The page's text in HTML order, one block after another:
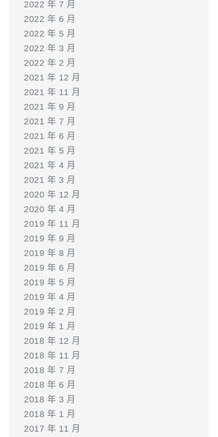
2022 年 7 月
2022 年 6 月
2022 年 5 月
2022 年 3 月
2022 年 2 月
2021 年 12 月
2021 年 11 月
2021 年 9 月
2021 年 7 月
2021 年 6 月
2021 年 5 月
2021 年 4 月
2021 年 3 月
2020 年 12 月
2020 年 4 月
2019 年 11 月
2019 年 9 月
2019 年 8 月
2019 年 6 月
2019 年 5 月
2019 年 4 月
2019 年 2 月
2019 年 1 月
2018 年 12 月
2018 年 11 月
2018 年 7 月
2018 年 6 月
2018 年 3 月
2018 年 1 月
2017 年 11 月